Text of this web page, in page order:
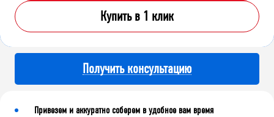
Купить в 1 клик
Получить консультацию
Привезем и аккуратно соберем в удобное вам время